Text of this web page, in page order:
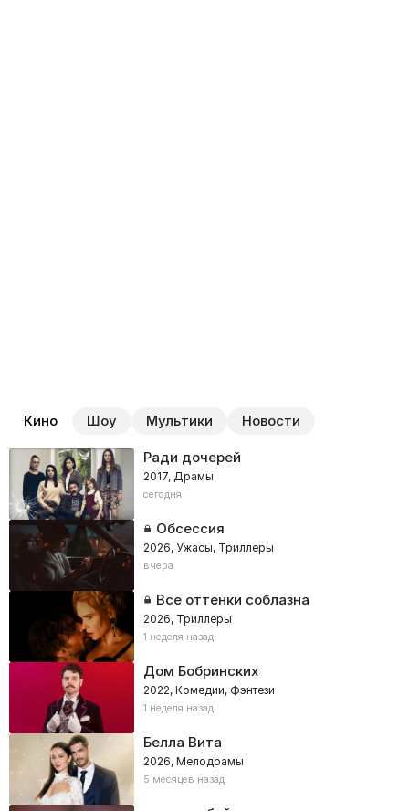
Кино Шоу Мультики Новости
Ради дочерей
2017, Драмы
сегодня
Обсессия
2026, Ужасы, Триллеры
вчера
Все оттенки соблазна
2026, Триллеры
1 неделя назад
Дом Бобринских
2022, Комедии, Фэнтези
1 неделя назад
Белла Вита
2026, Мелодрамы
5 месяцев назад